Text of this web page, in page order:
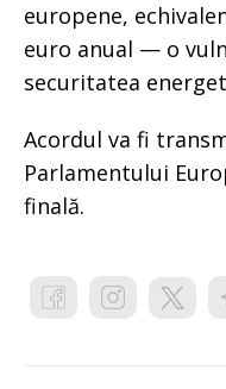
europene,
euro anual — o
securitatea
Acordul va fi
Parlamentului
finală.